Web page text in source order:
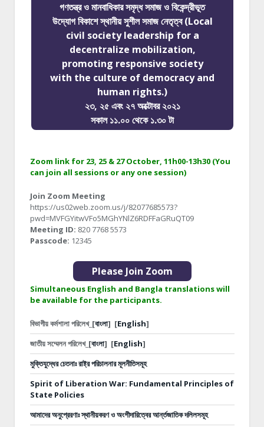
গণতন্ত্র ও মানবাধিকার সমৃদ্ধ সমাজ ও বিকেন্দ্রীভূত
উদ্যোগ বিকাশে স্থানীয় সুশীল সমাজ নেতৃত্ব (Local
civil society leadership for a
decentralize mobilization,
promoting responsive society
with the culture of democracy and
human rights.)
২৩, ২৫ এবং ২৭ অক্টোবর ২০২১
সকাল ১১.০০ থেকে ১.৩০ টা
Zoom link for 23, 25 & 27 October, 11h00-13h30 (You
can join all sessions or any one session)
Join Zoom Meeting
https://us02web.zoom.us/j/82077685573?
pwd=MVFGYitwVFo5MGhYNlZ6RDFFaGRuQT09
Meeting ID: 820 7768 5573
Passcode: 12345
Please Join Zoom
Simultaneous English and Bangla translations will
be available for the participants.
বিভাগীয় কর্মশালা পরিলেখ_[বাংলা] [English]
জাতীয় সম্মেলন পরিলেখ_[বাংলা] [English]
মুক্তিযুদ্ধের চেতনাঃ রাষ্ট্র পরিচালনার মূলনীতিসমূহ
Spirit of Liberation War: Fundamental Principles of
State Policies
আমাদের অনুপ্রেরণাঃ স্থানীয়করণ ও অংশীদারিত্বের আর্ন্তজাতিক দলিলসমূহ